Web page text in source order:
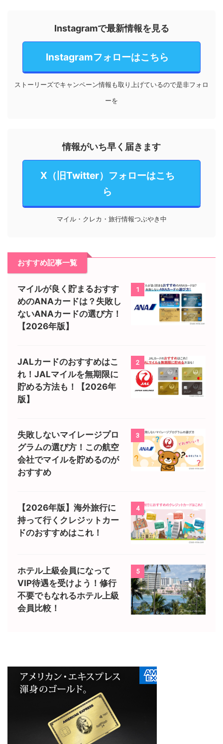
Instagramで最新情報を見る
Instagramフォローはこちら
ストーリーズでキャンペーン情報も取り上げているので是非フォロ
ーを
情報がいち早く届きます
X（旧Twitter）フォローはこち
ら
マイル・クレカ・旅行情報つぶやき中
おすすめ記事一覧
1
マイルが良く貯まるおすす
めのANAカードは？失敗し
ないANAカードの選び方！
【2026年版】
2
JALカードのおすすめはこ
れ！JALマイルを無期限に
貯める方法も！【2026年
版】
3
失敗しないマイレージプロ
グラムの選び方！この航空
会社でマイルを貯めるのが
おすすめ
4
【2026年版】海外旅行に
持って行くクレジットカー
ドのおすすめはこれ！
5
ホテル上級会員になって
VIP待遇を受けよう！修行
不要でもなれるホテル上級
会員比較！